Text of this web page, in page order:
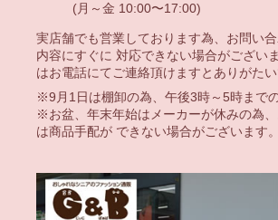
(月～金 10:00〜17:00)
実店舗でも営業しております為、お問い
内容にすぐに 対応できない場合がござい
はお電話にてご連絡頂けますとありがたい
※9月1日は棚卸の為、午後3時～5時までの
※お盆、年末年始はメーカーが休みの為
は商品手配が できない場合がございます。